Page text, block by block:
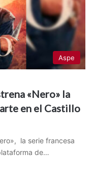
Aspe
«Nero» la
en el Castillo
la serie francesa
de…